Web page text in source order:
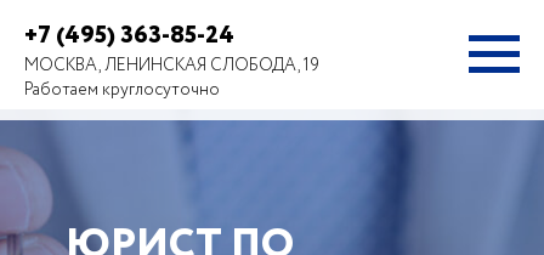
+7 (495) 363-85-24
МОСКВА, ЛЕНИНСКАЯ СЛОБОДА, 19
Работаем круглосуточно